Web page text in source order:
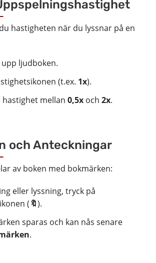
hastigheten när du lyssnar på en
ljudboken.
(t.ex. 1x).
hastighet mellan 0,5xoch 2x.
och Anteckningar
av boken med bokmärken:
eller lyssning, tryck på
( 🔖).
sparas och kan nås senare
.